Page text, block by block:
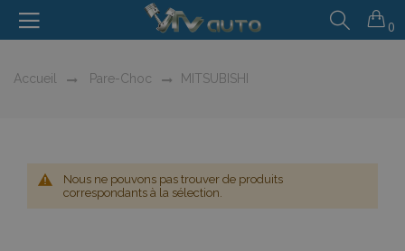
0
Accueil Pare-Choc MITSUBISHI
Nous ne pouvons pas trouver de produits
correspondants à la sélection.